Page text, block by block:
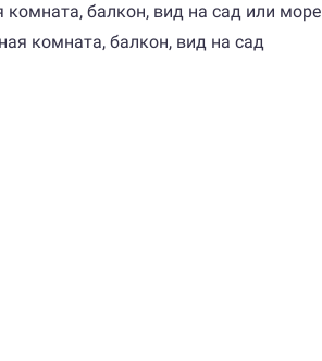
комната, балкон, вид на сад или море
комната, балкон, вид на сад